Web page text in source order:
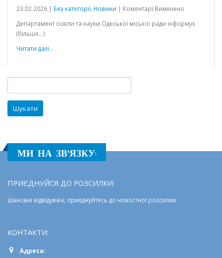
23.02.2026 | Без категорії, Новини | Коментарі Вимкнено
концерт
Департамент освіти та науки Одеської міської ради інформує
(більше…)
Читати далі...
МИ НА ЗВ'ЯЗКУ:
ПРИЄДНУЙСЯ ДО РОЗСИЛКИ:
Шановні відвідувачі, приєднуйтесь до новостної розсилки
КОНТАКТИ:
Адреса: